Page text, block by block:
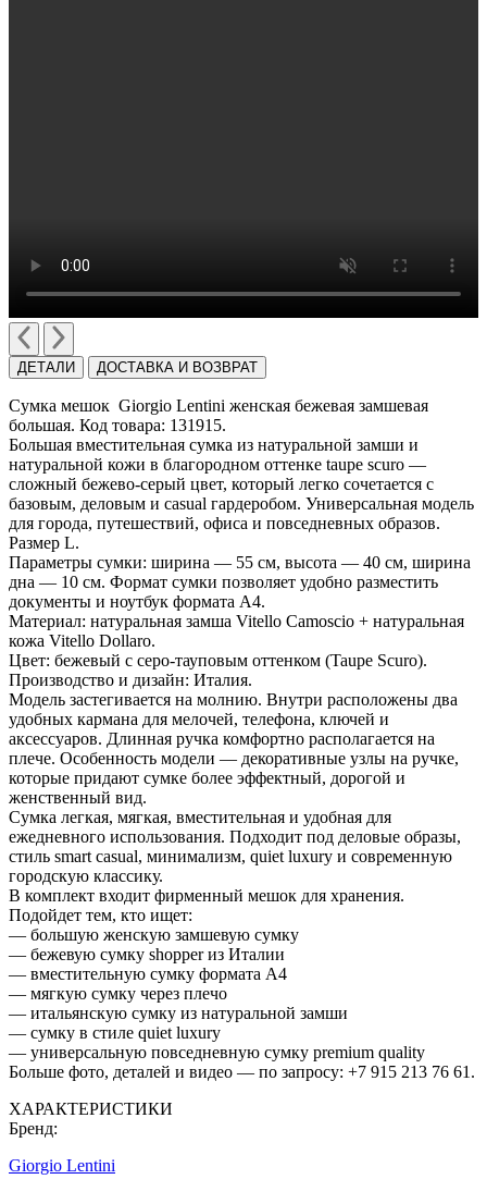
ДЕТАЛИ ДОСТАВКА И ВОЗВРАТ
Сумка мешок Giorgio Lentini женская бежевая замшевая
большая. Код товара: 131915.
Большая вместительная сумка из натуральной замши и
натуральной кожи в благородном оттенке taupe scuro —
сложный бежево-серый цвет, который легко сочетается с
базовым, деловым и casual гардеробом. Универсальная модель
для города, путешествий, офиса и повседневных образов.
Размер L.
Параметры сумки: ширина — 55 см, высота — 40 см, ширина
дна — 10 см. Формат сумки позволяет удобно разместить
документы и ноутбук формата A4.
Материал: натуральная замша Vitello Camoscio + натуральная
кожа Vitello Dollaro.
Цвет: бежевый с серо-тауповым оттенком (Taupe Scuro).
Производство и дизайн: Италия.
Модель застегивается на молнию. Внутри расположены два
удобных кармана для мелочей, телефона, ключей и
аксессуаров. Длинная ручка комфортно располагается на
плече. Особенность модели — декоративные узлы на ручке,
которые придают сумке более эффектный, дорогой и
женственный вид.
Сумка легкая, мягкая, вместительная и удобная для
ежедневного использования. Подходит под деловые образы,
стиль smart casual, минимализм, quiet luxury и современную
городскую классику.
В комплект входит фирменный мешок для хранения.
Подойдет тем, кто ищет:
— большую женскую замшевую сумку
— бежевую сумку shopper из Италии
— вместительную сумку формата A4
— мягкую сумку через плечо
— итальянскую сумку из натуральной замши
— сумку в стиле quiet luxury
— универсальную повседневную сумку premium quality
Больше фото, деталей и видео — по запросу: +7 915 213 76 61.
ХАРАКТЕРИСТИКИ
Бренд:
Giorgio Lentini